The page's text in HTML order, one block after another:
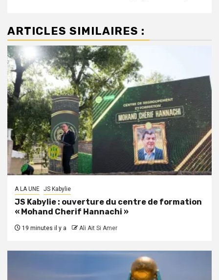
ARTICLES SIMILAIRES :
A LA UNE JS Kabylie
JS Kabylie : ouverture du centre de formation
« Mohand Cherif Hannachi »
19 minutes il y a Ali Ait Si Amer